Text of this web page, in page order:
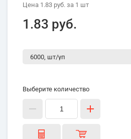
Цена 1.83 руб. за 1 шт
1.83 руб.
Выберите количество